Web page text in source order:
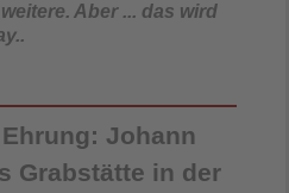
Aber ... das wird
Johann
Grabstätte in der